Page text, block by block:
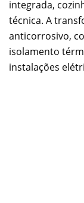
integrada,
técnica. A
anticorrosivo,
isolamento
instalações